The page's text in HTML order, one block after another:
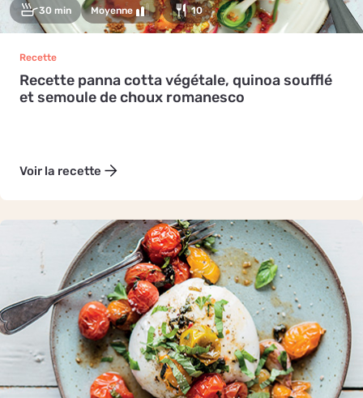
30 min Moyenne 10
Recette
Recette panna cotta végétale, quinoa soufflé
et semoule de choux romanesco
Voir la recette